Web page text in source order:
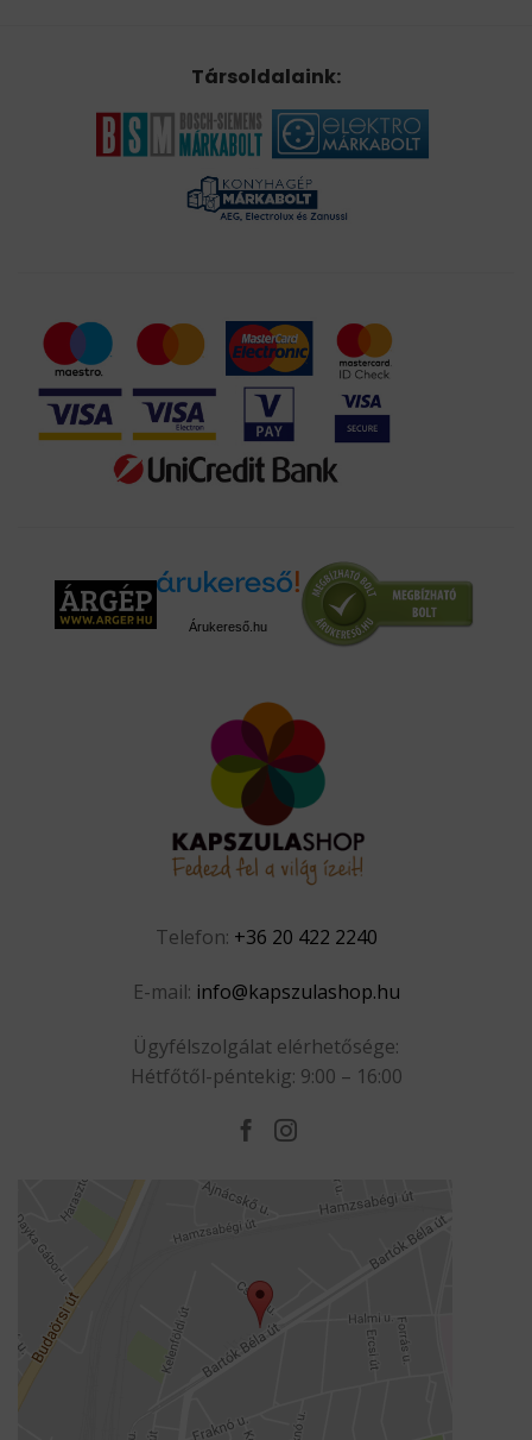
Társoldalaink:
Árukereső.hu
Telefon: +36 20 422 2240
E-mail: info@kapszulashop.hu
Ügyfélszolgálat elérhetősége:
Hétfőtől-péntekig: 9:00 – 16:00